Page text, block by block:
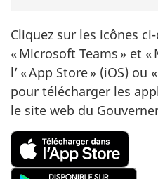
Cliquez sur les icônes
« Microsoft Teams » et
l’ « App Store » (iOS) ou
pour télécharger les
le site web du